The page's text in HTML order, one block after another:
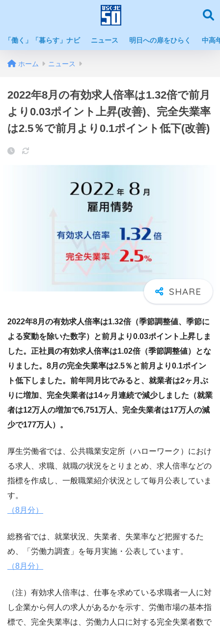
「働く」「暮らす」ナビ ニュース 明日への扉をひらく 中高
ホーム ニュース
2022年8月の有効求人倍率は1.32倍で前月
より0.03ポイント上昇(改善)、完全失業率
は2.5％で前月より0.1ポイント低下(改善)
2022年8月の有効求人倍率は1.32倍（季節調整値、季節に
よる変動を除いた数字）と前月より0.03ポイント上昇しま
した。正社員の有効求人倍率は1.02倍（季節調整値）とな
りました。8月の完全失業率は2.5％と前月より0.1ポイン
ト低下しました。前年同月比でみると、就業者は2ヶ月ぶ
りに増加、完全失業者は14ヶ月連続で減少しました（就業
者は12万人の増加で6,751万人、完全失業者は17万人の減
少で177万人）。
厚生労働省では、公共職業安定所（ハローワーク）におけ
る求人、求職、就職の状況をとりまとめ、求人倍率などの
指標を作成し、一般職業紹介状況として毎月公表していま
す。
（8月分）
総務省では、就業状況、失業者、失業率など把握するた
め、「労働力調査」を毎月実施・公表しています。
（8月分）
（注）有効求人倍率は、仕事を求めている求職者一人に対
し企業から何人の求人があるかを示す、労働市場の基本指
標で、完全失業率は、労働力人口に対する完全失業者数で